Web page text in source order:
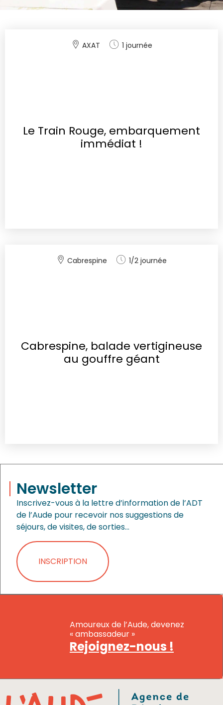
AXAT 1 journée
Le Train Rouge, embarquement
immédiat !
Cabrespine 1/2 journée
Cabrespine, balade vertigineuse
au gouffre géant
Newsletter
Inscrivez-vous à la lettre d’information de l’ADT
de l’Aude pour recevoir nos suggestions de
séjours, de visites, de sorties…
INSCRIPTION
Amoureux de l’Aude, devenez
« ambassadeur »
Rejoignez-nous !